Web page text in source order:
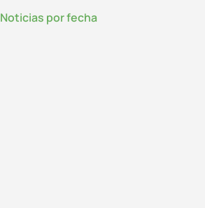
Noticias por fecha